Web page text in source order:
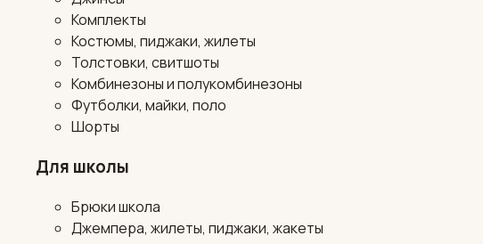
Комплекты
Костюмы, пиджаки, жилеты
Толстовки, свитшоты
Комбинезоны и полукомбинезоны
Футболки, майки, поло
Шорты
Для школы
Брюки школа
Джемпера, жилеты, пиджаки, жакеты